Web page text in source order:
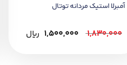
آمبرلا استیک مردانه توتال
1,830,000
1,500,000 ﷼